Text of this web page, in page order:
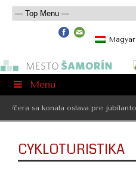
Magyar
Menu
Včera sa konala oslava pre jubilantov
CYKLOTURISTIKA